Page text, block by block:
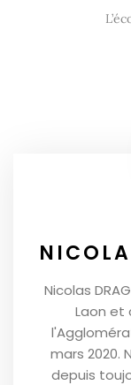
Nicolas
Laon et
mars 2020.
depuis